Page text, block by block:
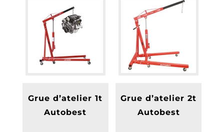
Grue d’atelier 1t
Autobest
Grue d’atelier 2t
Autobest